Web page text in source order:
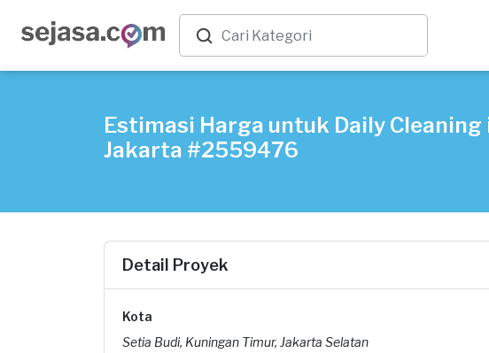
Estimasi Harga untuk Daily
Jakarta #2559476
Detail Proyek
Kota
Setia Budi, Kuningan Timur, Jakarta Selatan